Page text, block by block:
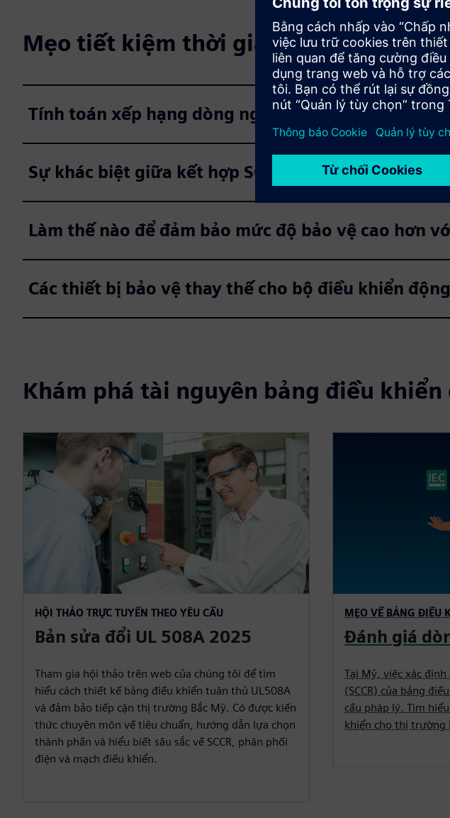
Mẹo tiết kiệm thời gian cho dự án của
Tính toán xếp hạng dòng ngắn mạch (SCCR) có
Sự khác biệt giữa kết hợp SCCR tiêu chuẩn và
Làm thế nào để đảm bảo mức độ bảo vệ cao hơn
Các thiết bị bảo vệ thay thế cho bộ điều khiển
Khám phá tài nguyên bảng điều khiển
HỘI THẢO TRỰC TUYẾN THEO YÊU CẦU
Bản sửa đổi UL 508A 2025
Tham gia hội thảo trên web của chúng tôi để tìm
hiểu cách thiết kế bảng điều khiển tuân thủ UL508A
và đảm bảo tiếp cận thị trường Bắc Mỹ. Có được kiến
thức chuyên môn về tiêu chuẩn, hướng dẫn lựa chọn
thành phần và hiểu biết sâu sắc về SCCR, phân phối
điện và mạch điều khiển.
MẸO VỀ BẢNG ĐIỀU
Đánh giá
Tại Mỹ, việc xác
(SCCR) của bảng
cầu pháp lý. Tìm
khiển cho thị trường